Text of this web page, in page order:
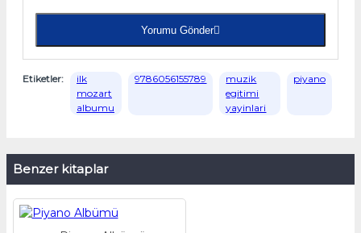
Yorumu Gönder
Etiketler:
ilk
mozart
albumu
9786056155789
muzik
egitimi
yayinlari
piyano
Benzer kitaplar